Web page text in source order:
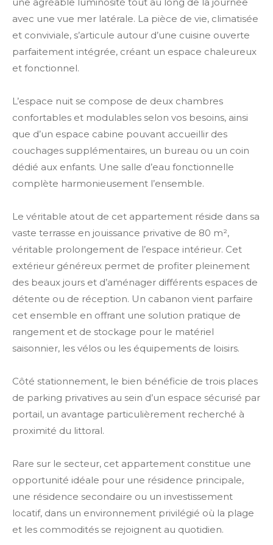
avec une vue mer latérale. La pièce de vie, climatisée
et conviviale, s’articule autour d’une cuisine ouverte
parfaitement intégrée, créant un espace chaleureux
et fonctionnel.
L’espace nuit se compose de deux chambres
confortables et modulables selon vos besoins, ainsi
que d’un espace cabine pouvant accueillir des
couchages supplémentaires, un bureau ou un coin
dédié aux enfants. Une salle d’eau fonctionnelle
complète harmonieusement l’ensemble.
Le véritable atout de cet appartement réside dans sa
vaste terrasse en jouissance privative de 80 m²,
véritable prolongement de l’espace intérieur. Cet
extérieur généreux permet de profiter pleinement
des beaux jours et d’aménager différents espaces de
détente ou de réception. Un cabanon vient parfaire
cet ensemble en offrant une solution pratique de
rangement et de stockage pour le matériel
saisonnier, les vélos ou les équipements de loisirs.
Côté stationnement, le bien bénéficie de trois places
de parking privatives au sein d’un espace sécurisé par
portail, un avantage particulièrement recherché à
proximité du littoral.
Rare sur le secteur, cet appartement constitue une
opportunité idéale pour une résidence principale,
une résidence secondaire ou un investissement
locatif, dans un environnement privilégié où la plage
et les commodités se rejoignent au quotidien.